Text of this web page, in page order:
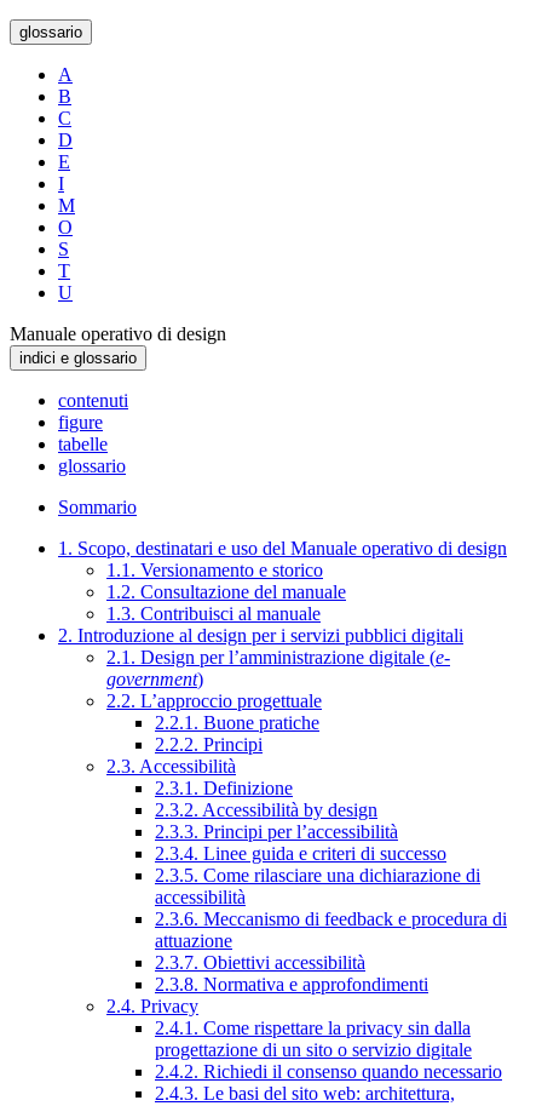
glossario
A
B
C
D
E
I
M
O
S
T
U
Manuale operativo di design
indici e glossario
contenuti
figure
tabelle
glossario
Sommario
1. Scopo, destinatari e uso del Manuale operativo di design
1.1. Versionamento e storico
1.2. Consultazione del manuale
1.3. Contribuisci al manuale
2. Introduzione al design per i servizi pubblici digitali
2.1. Design per l’amministrazione digitale (e-
government)
2.2. L’approccio progettuale
2.2.1. Buone pratiche
2.2.2. Principi
2.3. Accessibilità
2.3.1. Definizione
2.3.2. Accessibilità by design
2.3.3. Principi per l’accessibilità
2.3.4. Linee guida e criteri di successo
2.3.5. Come rilasciare una dichiarazione di
accessibilità
2.3.6. Meccanismo di feedback e procedura di
attuazione
2.3.7. Obiettivi accessibilità
2.3.8. Normativa e approfondimenti
2.4. Privacy
2.4.1. Come rispettare la privacy sin dalla
progettazione di un sito o servizio digitale
2.4.2. Richiedi il consenso quando necessario
2.4.3. Le basi del sito web: architettura,